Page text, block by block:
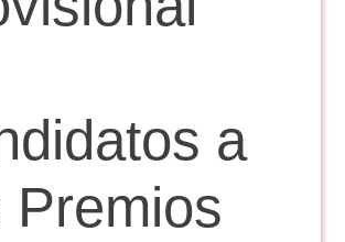
Lectivo
a
Premios